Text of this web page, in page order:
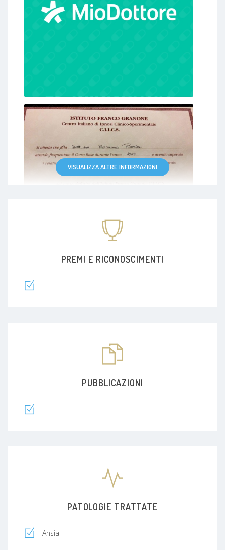
VISUALIZZA ALTRE INFORMAZIONI
PREMI E RICONOSCIMENTI
.
PUBBLICAZIONI
.
PATOLOGIE TRATTATE
Ansia